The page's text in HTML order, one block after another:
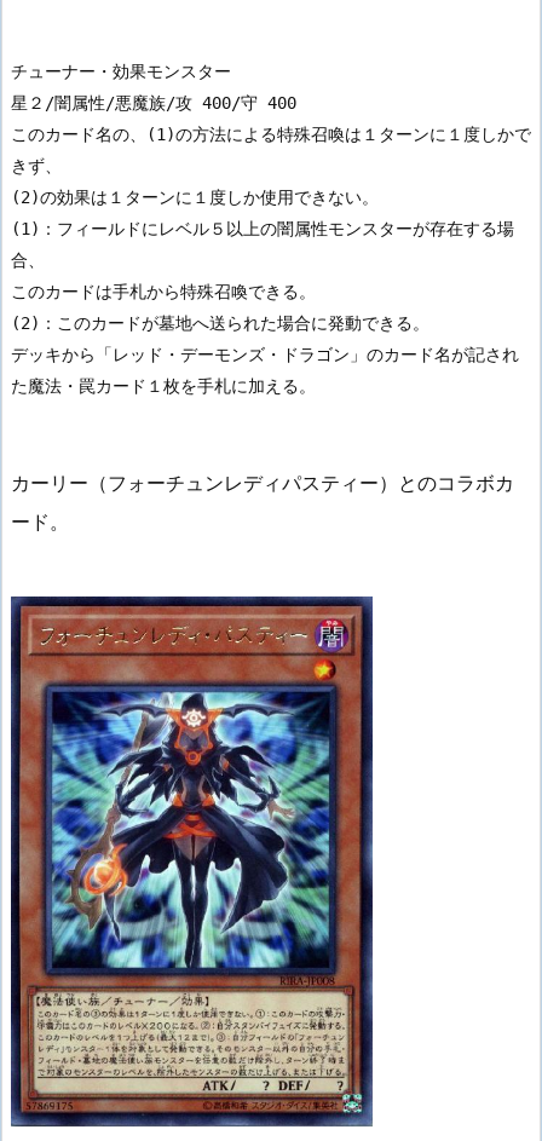
チューナー・効果モンスター
星２/闇属性/悪魔族/攻 400/守 400
このカード名の、(1)の方法による特殊召喚は１ターンに１度しかで
きず、
(2)の効果は１ターンに１度しか使用できない。
(1)：フィールドにレベル５以上の闇属性モンスターが存在する場
合、
このカードは手札から特殊召喚できる。
(2)：このカードが墓地へ送られた場合に発動できる。
デッキから「レッド・デーモンズ・ドラゴン」のカード名が記され
た魔法・罠カード１枚を手札に加える。
カーリー（フォーチュンレディパスティー）とのコラボカ
ード。